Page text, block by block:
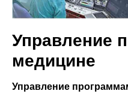
Управление
медицине
Управление